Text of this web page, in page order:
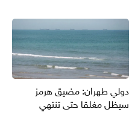
دولي طهران: مضيق هرمز
سيظل مغلقا حتى تنتهي